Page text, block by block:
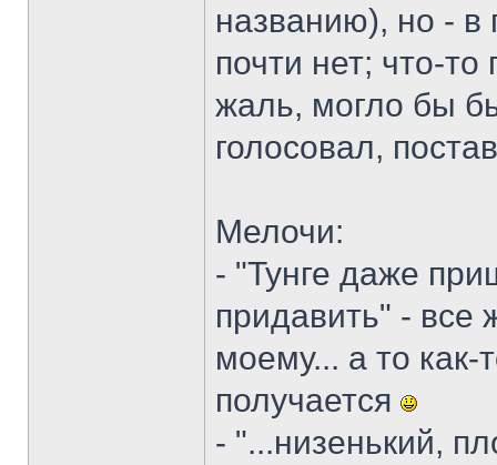
названию), но - в
почти нет; что-
жаль, могло бы
голосовал,
Мелочи:
- "Тунге даже
придавить" - все
моему... а то
получается
- "...низенький,